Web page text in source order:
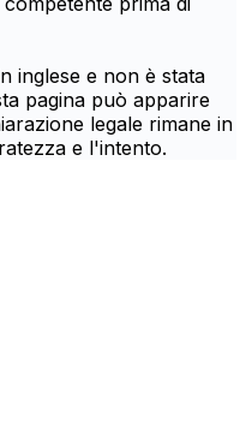
inglese e non è stata
pagina può apparire
legale rimane in
e l'intento.